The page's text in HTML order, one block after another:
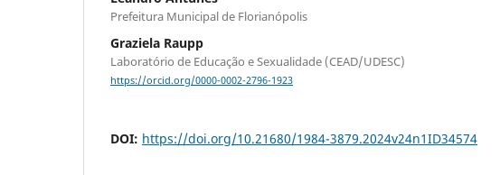
Prefeitura Municipal de Florianópolis
Graziela Raupp
Laboratório de Educação e Sexualidade (CEAD/UDESC)
https://orcid.org/0000-0002-2796-1923
DOI: https://doi.org/10.21680/1984-3879.2024v24n1ID34574